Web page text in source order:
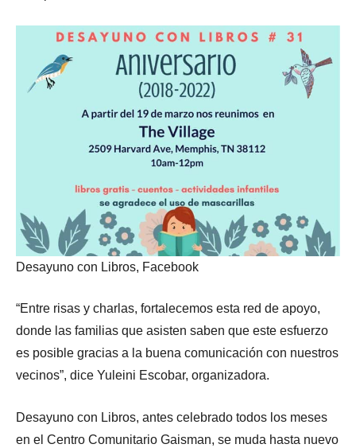
Desayuno con Libros, Facebook
“Entre risas y charlas, fortalecemos esta red de apoyo,
donde las familias que asisten saben que este esfuerzo
es posible gracias a la buena comunicación con nuestros
vecinos”, dice Yuleini Escobar, organizadora.
Desayuno con Libros, antes celebrado todos los meses
en el Centro Comunitario Gaisman, se muda hasta nuevo